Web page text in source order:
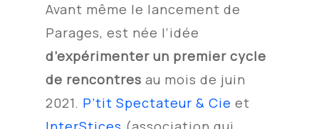
Avant même le lancement de
Parages, est née l’idée
d’expérimenter un premier cycle
de rencontres au mois de juin
2021. P’tit Spectateur & Cie et